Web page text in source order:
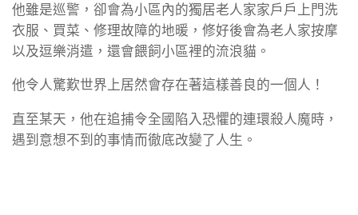
他雖是巡警，卻會為小區內的獨居老人家家戶戶上門洗
衣服、買菜、修理故障的地暖，修好後會為老人家按摩
以及逗樂消遣，還會餵飼小區裡的流浪貓。
他令人驚歎世界上居然會存在著這樣善良的一個人！
直至某天，他在追捕令全國陷入恐懼的連環殺人魔時，
遇到意想不到的事情而徹底改變了人生。